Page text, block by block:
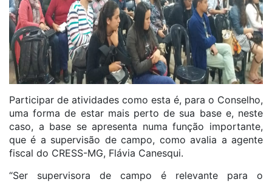
Participar de atividades como esta é, para o Conselho,
uma forma de estar mais perto de sua base e, neste
caso, a base se apresenta numa função importante,
que é a supervisão de campo, como avalia a agente
fiscal do CRESS-MG, Flávia Canesqui.
“Ser supervisora de campo é relevante para o